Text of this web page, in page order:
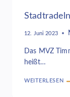
12. Juni 2023
Das MVZ
heißt…
WEITERLESEN
STADTRADELN